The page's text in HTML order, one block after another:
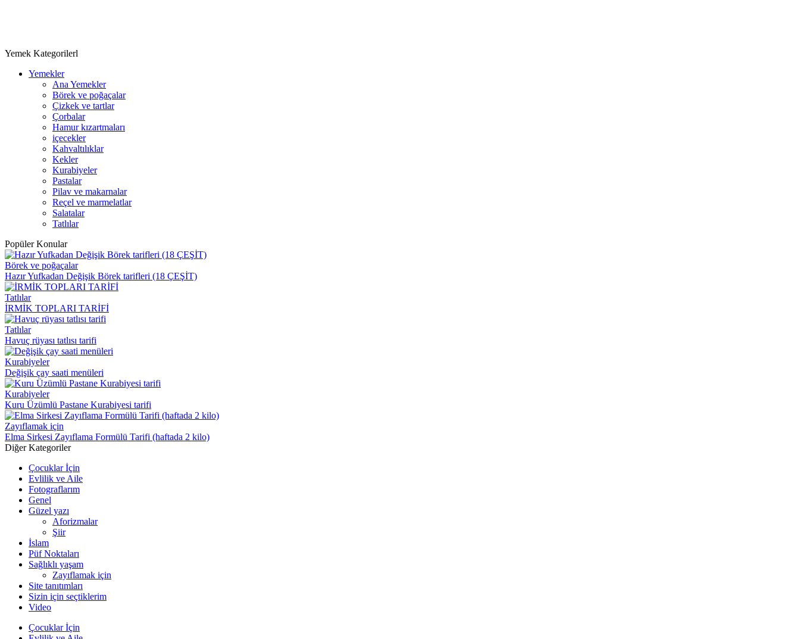
Yemek Kategorilerl
Yemekler
Ana Yemekler
Börek ve poğaçalar
Çizkek ve tartlar
Çorbalar
Hamur kızartmaları
içecekler
Kahvaltılıklar
Kekler
Kurabiyeler
Pastalar
Pilav ve makarnalar
Reçel ve marmelatlar
Salatalar
Tatlılar
Popüler Konular
Börek ve poğaçalar
Hazır Yufkadan Değişik Börek tarifleri (18 ÇEŞİT)
Tatlılar
İRMİK TOPLARI TARİFİ
Tatlılar
Havuç rüyası tatlısı tarifi
Kurabiyeler
Değişik çay saati menüleri
Kurabiyeler
Kuru Üzümlü Pastane Kurabiyesi tarifi
Zayıflamak için
Elma Sirkesi Zayıflama Formülü Tarifi (haftada 2 kilo)
Diğer Kategoriler
Çocuklar İçin
Evlilik ve Aile
Fotograflarım
Genel
Güzel yazı
Aforizmalar
Şiir
İslam
Püf Noktaları
Sağlıklı yaşam
Zayıflamak için
Site tanıtımları
Sizin için seçtiklerim
Video
Çocuklar İçin